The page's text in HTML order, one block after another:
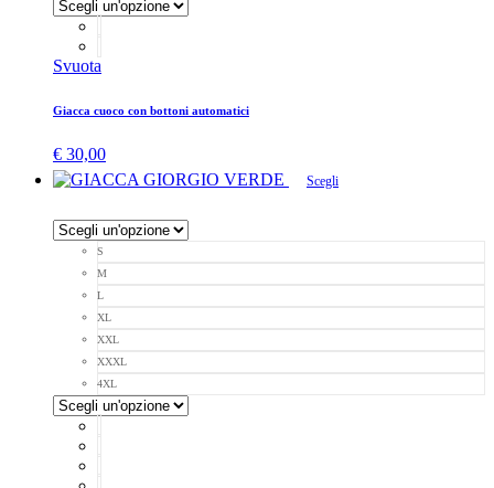
Svuota
Giacca cuoco con bottoni automatici
€ 30,00
Scegli
S
M
L
XL
XXL
XXXL
4XL